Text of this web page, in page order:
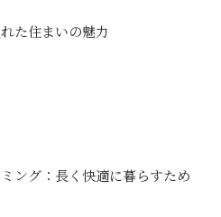
た住まいの魅力
ング：長く快適に暮らすため